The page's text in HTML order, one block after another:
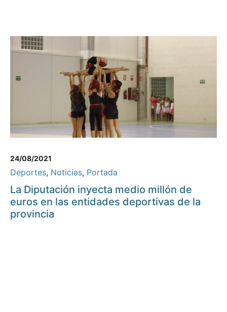
24/08/2021
Deportes, Noticias, Portada
La Diputación inyecta medio millón de
euros en las entidades deportivas de la
provincia